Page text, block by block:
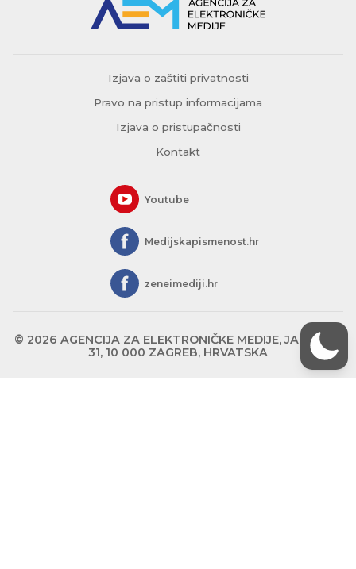
Izjava o zaštiti privatnosti
Pravo na pristup informacijama
Izjava o pristupačnosti
Kontakt
Youtube
Medijskapismenost.hr
zeneimediji.hr
© 2026 AGENCIJA ZA ELEKTRONIČKE MEDIJE, JAGIĆEVA
31, 10 000 ZAGREB, HRVATSKA